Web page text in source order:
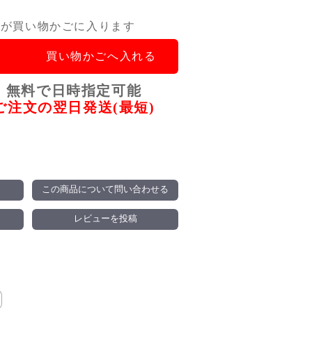
買い物かごへ入れる
買い物かごに入ります
無料で日時指定可能
注文の翌日発送(最短)
この商品について問い合わせる
レビューを投稿